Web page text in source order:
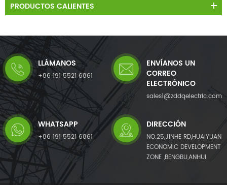
PRODUCTOS CALIENTES
LLÁMANOS
+86 191 5521 6861
ENVÍANOS UN
CORREO
ELECTRÓNICO
sales1@zddqelectric.com
WHATSAPP
+86 191 5521 6861
DIRECCIÓN
NO.25,JINHE RD,HUAIYUAN
ECONOMIC DEVELOPMENT
ZONE ,BENGBU,ANHUI